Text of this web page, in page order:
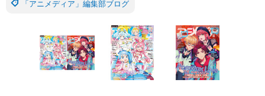
「アニメディア」編集部ブログ